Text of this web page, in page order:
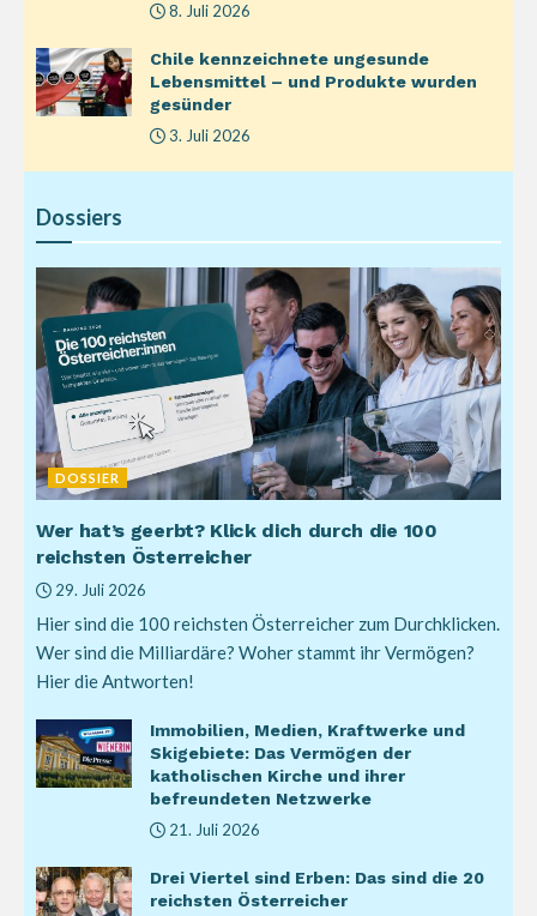
8. Juli 2026
Chile kennzeichnete ungesunde
Lebensmittel – und Produkte wurden
gesünder
3. Juli 2026
Dossiers
DOSSIER
Wer hat’s geerbt? Klick dich durch die 100
reichsten Österreicher
29. Juli 2026
Hier sind die 100 reichsten Österreicher zum Durchklicken.
Wer sind die Milliardäre? Woher stammt ihr Vermögen?
Hier die Antworten!
Immobilien, Medien, Kraftwerke und
Skigebiete: Das Vermögen der
katholischen Kirche und ihrer
befreundeten Netzwerke
21. Juli 2026
Drei Viertel sind Erben: Das sind die 20
reichsten Österreicher